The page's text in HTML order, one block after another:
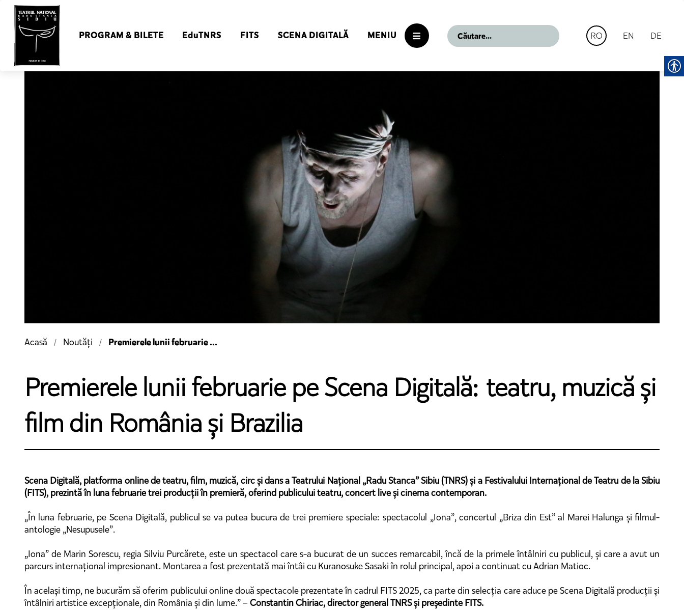
PROGRAM & BILETE EduTNRS FITS SCENA DIGITALĂ MENIU RO EN DE
Acasă Noutăți Premierele lunii februarie ...
Premierele lunii februarie pe Scena Digitală: teatru, muzică și
film din România și Brazilia
Scena Digitală, platforma online de teatru, film, muzică, circ și dans a Teatrului Național „Radu Stanca” Sibiu (TNRS) și a Festivalului Internațional de Teatru de la Sibiu
(FITS), prezintă în luna februarie trei producții în premieră, oferind publicului teatru, concert live și cinema contemporan.
„În luna februarie, pe Scena Digitală, publicul se va putea bucura de trei premiere speciale: spectacolul „Iona”, concertul „Briza din Est” al Marei Halunga și filmul-
antologie „Nesupusele”.
„Iona” de Marin Sorescu, regia Silviu Purcărete, este un spectacol care s-a bucurat de un succes remarcabil, încă de la primele întâlniri cu publicul, și care a avut un
parcurs internațional impresionant. Montarea a fost prezentată mai întâi cu Kuranosuke Sasaki în rolul principal, apoi a continuat cu Adrian Matioc.
În același timp, ne bucurăm să oferim publicului online două spectacole prezentate în cadrul FITS 2025, ca parte din selecția care aduce pe Scena Digitală producții și
întâlniri artistice excepționale, din România și din lume.” –Constantin Chiriac, director general TNRS și președinte FITS.